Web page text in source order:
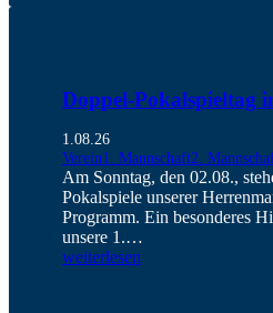
Doppel-Pokalspieltag
1.08.26
Verein1. Mannschaft2.
Am Sonntag, den 02.08.,
Pokalspiele unserer
Programm. Ein besonderes
unsere 1.…
weiterlesen